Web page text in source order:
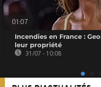
01:07
Incendies en France :
leur propriété
31/07 - 10:08